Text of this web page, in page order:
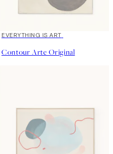
EVERYTHING IS ART
Contour Arte Original